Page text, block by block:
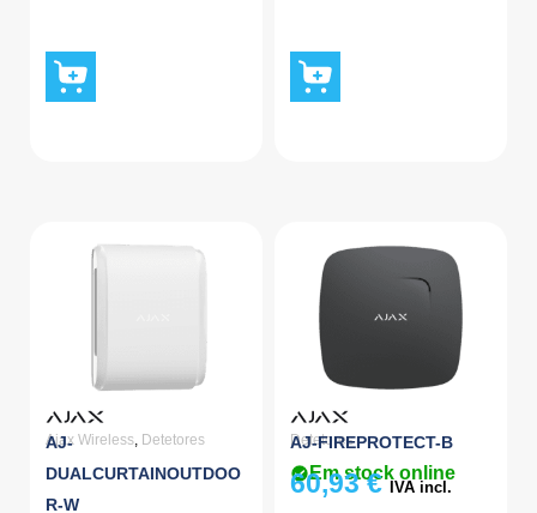
Ajax Wireless, Detetores
AJ-
DUALCURTAINOUTDOO
R-W
Detetores
AJ-FIREPROTECT-B
Em stock online
60,93€ IVA incl.